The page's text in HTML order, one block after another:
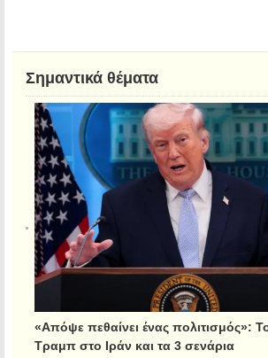
Σημαντικά θέματα
«Απόψε πεθαίνει ένας πολιτισμός»:
Τραμπ στο Ιράν και τα 3 σενάρια